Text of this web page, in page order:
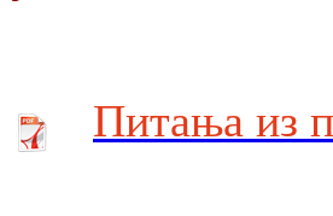
Питања из